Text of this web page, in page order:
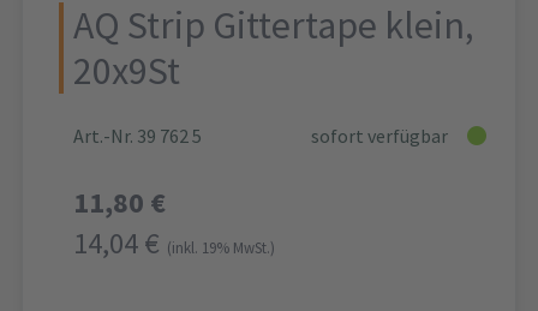
AQ Strip Gittertape klein,
20x9St
Art.-Nr. 39 762 5 sofort verfügbar
11,80 €
14,04 € (inkl. 19% MwSt.)